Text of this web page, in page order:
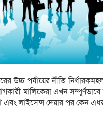
উচ্চ পর্যায়ের নীতি-
মালিকেরা এখন
এবং লাইসেন্স দেয়ার পর কেন